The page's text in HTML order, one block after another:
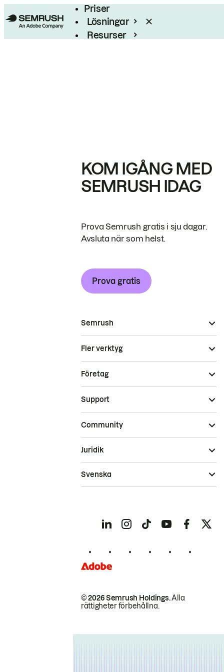
Priser
Lösningar
Resurser
KOM IGÅNG MED
SEMRUSH IDAG
Prova Semrush gratis i sju dagar.
Avsluta när som helst.
Prova gratis
Semrush
Fler verktyg
Företag
Support
Community
© 2026 Semrush Holdings.Alla
rättigheter förbehållna.
Juridik
Svenska